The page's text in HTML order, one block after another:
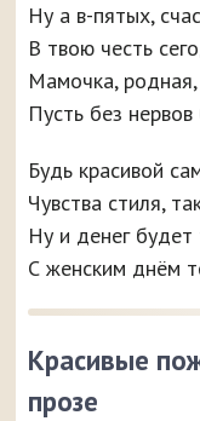
Ну а в-пятых,
В твою честь
Мамочка, родная,
Пусть без
Будь красивой
Чувства стиля,
Ну и денег
С женским днём
Красивые
прозе